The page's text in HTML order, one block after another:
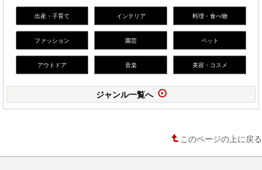
出産・子育て インテリア 料理・食べ物
ファッション 園芸 ペット
アウトドア 音楽 美容・コスメ
ジャンル一覧へ
このページの上に戻る